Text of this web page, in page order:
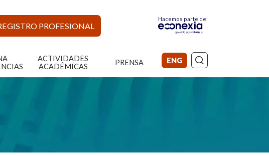
PROFESIONAL
Hacemos parte de:
ACTIVIDADES
ACADÉMICAS
PRENSA ENG